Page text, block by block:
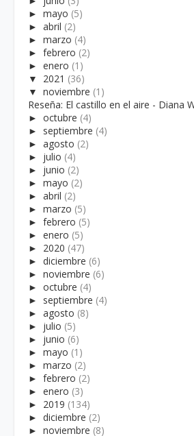
► mayo (5)
► abril (2)
► marzo (4)
► febrero (2)
► enero (1)
▼
2021 (36)
▼ noviembre (1)
Reseña: El castillo en el aire - Diana
► octubre (4)
► septiembre (4)
► agosto (2)
► julio (4)
► junio (2)
► mayo (2)
► abril (2)
► marzo (5)
► febrero (5)
► enero (5)
► 2020 (47)
► diciembre (6)
► noviembre (6)
► octubre (4)
► septiembre (4)
► agosto (8)
► julio (5)
► junio (6)
► mayo (1)
► marzo (2)
► febrero (2)
► enero (3)
► 2019 (134)
► diciembre (2)
► noviembre (8)